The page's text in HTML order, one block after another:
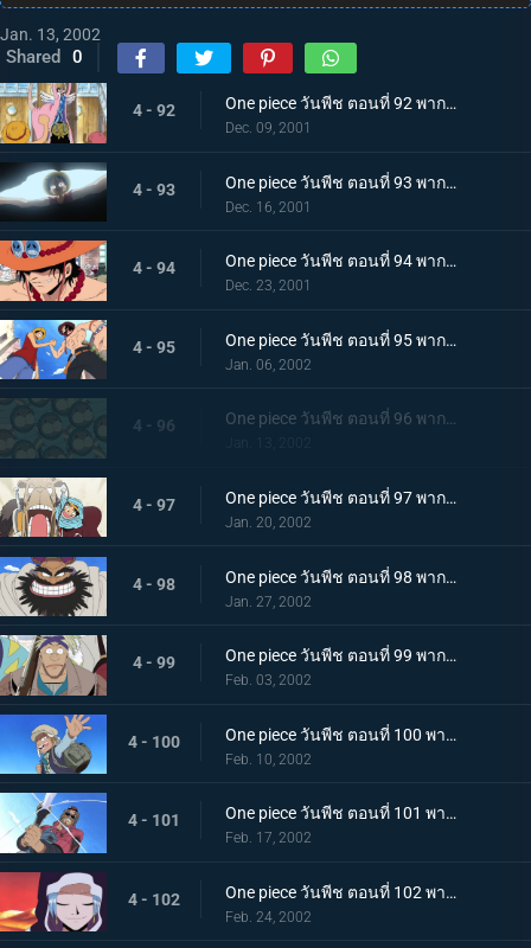
Jan. 13, 2002
Shared 0
4 - 92 One piece วันพีช ตอนที่ 92 พากย์ไทย วีรบุรุษแห่งอลาบัสต้า และกะเทยสาวนักบัลเล่ต์สุดสวย
Dec. 09, 2001
4 - 93 One piece วันพีช ตอนที่ 93 พากย์ไทย มุ่งสู่เมืองแห่งทราย กองกำลังทหารปฏิวัติและผงเรียกฝน!
Dec. 16, 2001
4 - 94 One piece วันพีช ตอนที่ 94 พากย์ไทย การพบกันอีกครั้งของเหล่าฮีโร นามนั้นคือเอสหมัดเพลิง!
Dec. 23, 2001
4 - 95 One piece วันพีช ตอนที่ 95 พากย์ไทย เอสและลูฟี่ ความทรงจำอันแสนเร่าร้อน และบาดแผลของสองพี่น้อง
Jan. 06, 2002
4 - 96 One piece วันพีช ตอนที่ 96 พากย์ไทย เอลุมารุ เมืองแห่งสีเขียว และพะยูนกังฟู
Jan. 13, 2002
4 - 97 One piece วันพีช ตอนที่ 97 พากย์ไทย การผจญภัยในอาณาจักรแห่งทราย ปีศาจบนแผ่นดินอันแสนร้อนระอุ
Jan. 20, 2002
4 - 98 One piece วันพีช ตอนที่ 98 พากย์ไทย กลุ่มโจรสลัดแห่งทะเลทรายปรากฏกาย เหล่าบุรุษผู้มีชีวิตอย่างเสรี
Jan. 27, 2002
4 - 99 One piece วันพีช ตอนที่ 99 พากย์ไทย ความมุ่งมั่นจอมปลอม หัวใจของทหารกองกำลังปฏิวัติ คามิล
Feb. 03, 2002
4 - 100 One piece วันพีช ตอนที่ 100 พากย์ไทย นักรบแห่งกองกำลังปฏิวัติ โคซ่า ความฝันที่สาบานไว้กับวีวี่
Feb. 10, 2002
4 - 101 One piece วันพีช ตอนที่ 101 พากย์ไทย ศึกตัดสินแห่งเปลวเพลิง เอส ปะทะ มนุษย์แมงป่อง
Feb. 17, 2002
4 - 102 One piece วันพีช ตอนที่ 102 พากย์ไทย ซากโบราณและเด็กหลงทาง วีวี่กับพรรคพวกและประเทศ
Feb. 24, 2002